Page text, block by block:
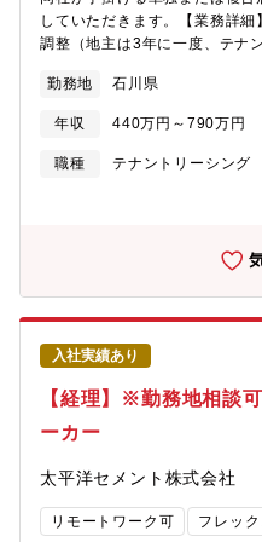
ータ読み込みだけで切削加工
工機。・スギノマシンの5軸マ
る工程設計・工具管理・部品発
2024年に量産開始、2030年ま
していただきます。【業務詳
調整（地主は3年に一度、テナ
作業 など※配属部署：北陸支
後の流れ】入社後は数物件か
しながら、担当物件を増やし
ため、様々な経験が積めます
勤務地 石川県
年収 440万円～790万円
職種
テナントリーシング
入社実績あり
【経理】※勤務地相談
ーカー
太平洋セメント株式会社
リモートワーク可 フレッ